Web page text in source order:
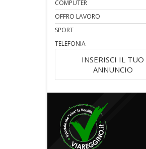
COMPUTER
OFFRO LAVORO
SPORT
TELEFONIA
INSERISCI IL TUO
ANNUNCIO